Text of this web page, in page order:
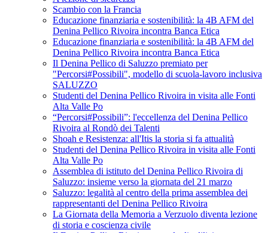
Scambio con la Francia
Educazione finanziaria e sostenibilità: la 4B AFM del
Denina Pellico Rivoira incontra Banca Etica
Educazione finanziaria e sostenibilità: la 4B AFM del
Denina Pellico Rivoira incontra Banca Etica
Il Denina Pellico di Saluzzo premiato per
"Percorsi#Possibili", modello di scuola-lavoro inclusiva
SALUZZO
Studenti del Denina Pellico Rivoira in visita alle Fonti
Alta Valle Po
“Percorsi#Possibili”: l'eccellenza del Denina Pellico
Rivoira al Rondò dei Talenti
Shoah e Resistenza: all'Itis la storia si fa attualità
Studenti del Denina Pellico Rivoira in visita alle Fonti
Alta Valle Po
Assemblea di istituto del Denina Pellico Rivoira di
Saluzzo: insieme verso la giornata del 21 marzo
Saluzzo: legalità al centro della prima assemblea dei
rappresentanti del Denina Pellico Rivoira
La Giornata della Memoria a Verzuolo diventa lezione
di storia e coscienza civile